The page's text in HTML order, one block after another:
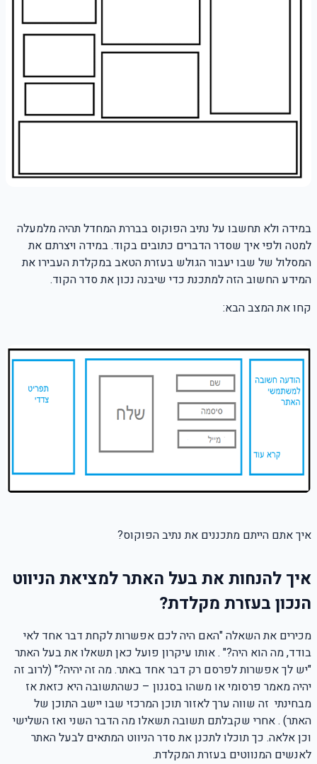
במידה ולא תחשבו על נתיב הפוקוס בבררת המחדל תהיה מלמעלה
למטה ולפי איך שסדר הדברים כתובים בקוד. במידה ויצרתם את
המסלול של שבו יעבור הגולש בעזרת הטאב במקלדת העבירו את
המידע החשוב הזה למתכנת כדי שיבנה נכון את סדר הקוד.
קחו את המצב הבא:
איך אתם הייתם מתכננים את נתיב הפוקוס?
איך להנחות את בעל האתר למציאת הניווט
הנכון בעזרת מקלדת?
מכירים את השאלה "האם היה לכם אפשרות לקחת דבר אחד לאי
בודד, מה הוא היה?" . אותו עיקרון פועל כאן תשאלו את בעל האתר
"יש לך אפשרות לפרסם רק דבר אחד באתר. מה זה יהיה?" (לרוב זה
יהיה מאמר פרסומי או משהו בסגנון – כשהתשובה היא כזאת אז
מבחינתי זה שווה ערך לאזור תוכן המרכזי שבו יישב התוכן של
האתר) . אחרי שקבלתם תשובה תשאלו מה הדבר השני ואז השלישי
וכן אלאה. כך תוכלו לתכנן את סדר הניווט המתאים לבעל האתר
לאנשים המנווטים בעזרת המקלדת.